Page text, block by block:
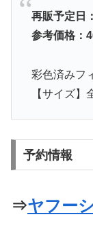
再販予定日
参考価格：
彩色済みフ
【サイズ】
予約情報
⇒ヤフー